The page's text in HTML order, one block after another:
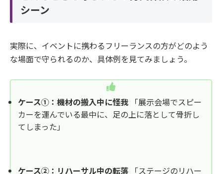
シーン
実際に、イベントに携わるフリーランスの方がどのよう
な場面で守られるのか、具体例を見てみましょう。
ケース①：機材の搬入中に怪我 「展示会場でスピー
カーを運んでいる最中に、足の上に落として骨折し
てしまった」
ケース②：リハーサル中の転落 「ステージのリハー